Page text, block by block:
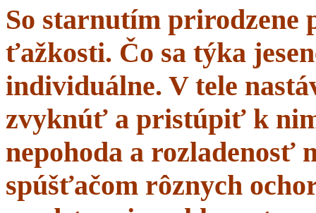
So starnutím prirodzene
ťažkosti. Čo sa týka
individuálne. V tele
zvyknúť a pristúpiť k
nepohoda a
spúšťačom rôznych